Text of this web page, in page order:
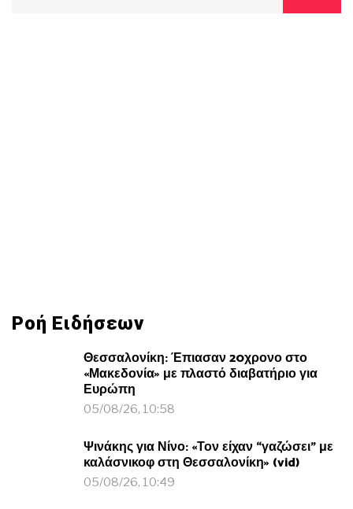
Ροή Ειδήσεων
Θεσσαλονίκη: Έπιασαν 20χρονο στο
«Μακεδονία» με πλαστό διαβατήριο για
Ευρώπη
05/08/26, 10:58
Ψινάκης για Νίνο: «Τον είχαν “γαζώσει” με
καλάσνικοφ στη Θεσσαλονίκη» (vid)
05/08/26, 10:49